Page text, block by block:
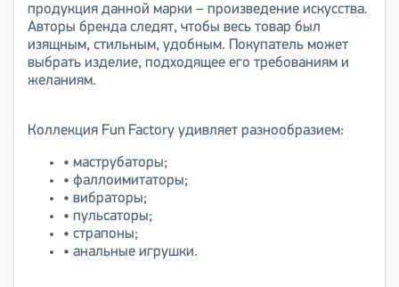
продукция данной марки – произведение искусства.
Авторы бренда следят, чтобы весь товар был
изящным, стильным, удобным. Покупатель может
выбрать изделие, подходящее его требованиям и
желаниям.
Коллекция Fun Factory удивляет разнообразием:
• маструбаторы;
• фаллоимитаторы;
• вибраторы;
• пульсаторы;
• страпоны;
• анальные игрушки.